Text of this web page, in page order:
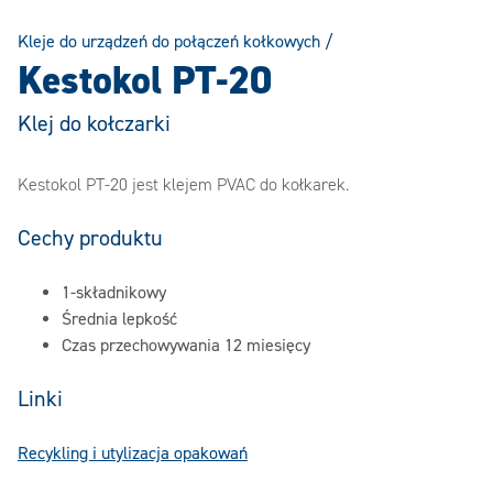
Kleje do urządzeń do połączeń kołkowych /
Kestokol PT-20
Klej do kołczarki
Kestokol PT-20 jest klejem PVAC do kołkarek.
Cechy produktu
1-składnikowy
Średnia lepkość
Czas przechowywania 12 miesięcy
Linki
Recykling i utylizacja opakowań